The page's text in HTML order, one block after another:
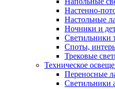
Настенно-
Настольные
Ночники и
Светильники
Споты,
Трековые
Техническое
Переносные
Светильники